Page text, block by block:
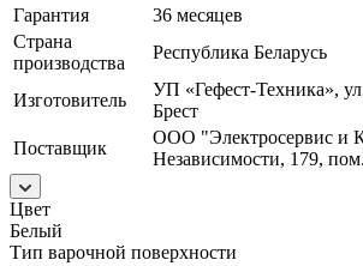
Гарантия
36 месяцев
Страна
производства
Республика Беларусь
Изготовитель
УП «Гефест-Техника»,
Брест
Поставщик
ООО "Электросервис и
Независимости, 179,
Цвет
Белый
Тип варочной поверхности